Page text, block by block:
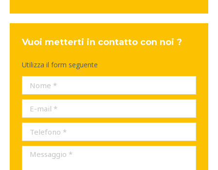
Vuoi metterti in contatto con noi ?
Utilizza il form seguente
Nome *
E-mail *
Telefono *
Messaggio *